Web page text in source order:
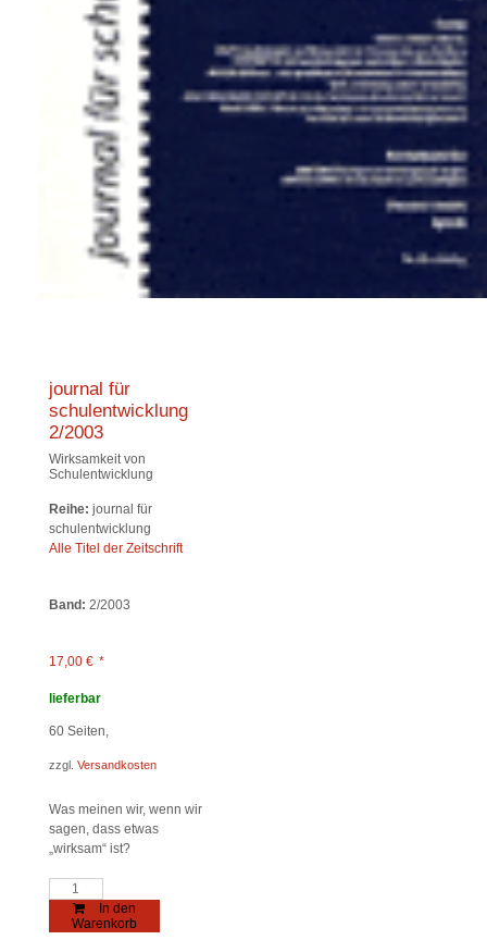
journal für
schulentwicklung
2/2003
Wirksamkeit von
Schulentwicklung
Reihe: journal für
schulentwicklung
Alle Titel der Zeitschrift
Band: 2/2003
17,00 € *
lieferbar
60 Seiten,
zzgl. Versandkosten
Was meinen wir, wenn wir
sagen, dass etwas
„wirksam“ ist?
journal
für
schulentwicklung
2/2003
In den
Warenkorb